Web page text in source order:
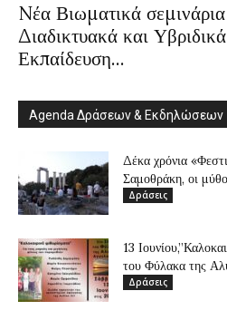
Nέα Βιωματικά
Διαδικτυακά και
Εκπαίδευση...
Agenda Δράσεων & Εκδηλώσεων
Δέκα χρόνια
Σαμοθράκη, οι
Δράσεις
13
του Φύλακα της
Δράσεις